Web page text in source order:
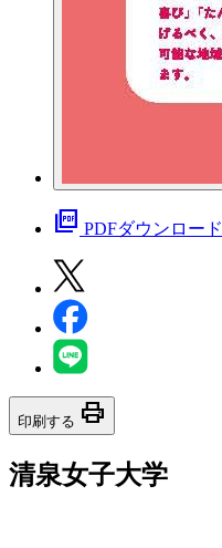
picture_as_pdf PDFダウンロード
印刷する print
清泉女子大学